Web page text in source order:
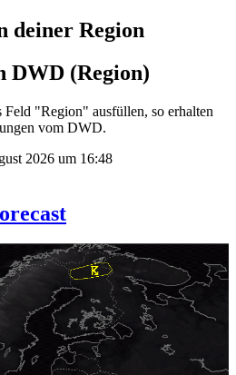
deiner Region
DWD (Region)
Feld "Region" ausfüllen, so erhalten
vom DWD.
2026 um 16:48